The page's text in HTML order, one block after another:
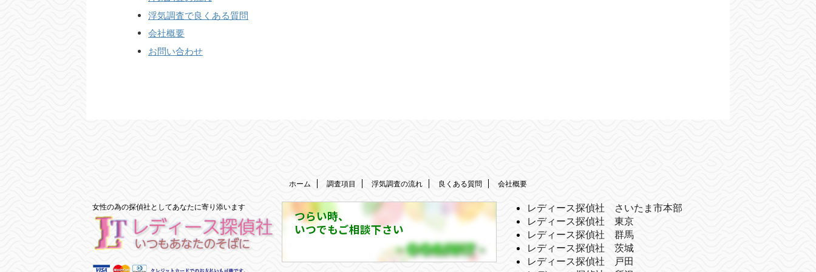
浮気調査で良くある質問
会社概要
お問い合わせ
ホーム 調査項目 浮気調査の流れ 良くある質問 会社概要
つらい時、
いつでもご相談下さい
レディース探偵社 さいたま市本部
レディース探偵社 東京
レディース探偵社 群馬
レディース探偵社 茨城
レディース探偵社 戸田
女性の為の探偵社としてあなたに寄り添います